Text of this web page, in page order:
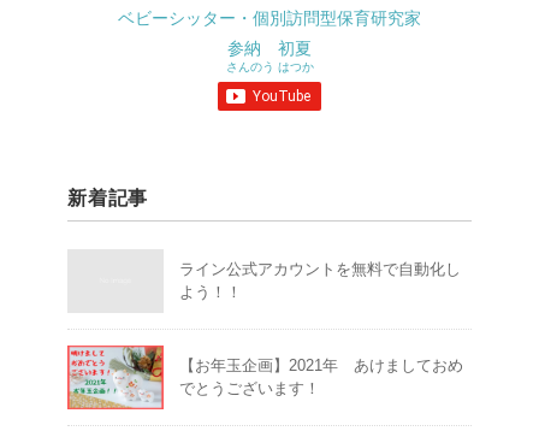
ベビーシッター・個別訪問型保育研究家
参納 初夏
さんのう はつか
新着記事
ライン公式アカウントを無料で自動化し
よう！！
【お年玉企画】2021年 あけましておめ
でとうございます！